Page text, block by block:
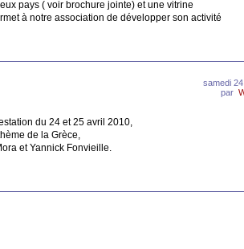
pays ( voir brochure jointe) et une vitrine
à notre association de développer son activité
samedi
par
du 24 et 25 avril 2010,
de la Grèce,
et Yannick Fonvieille.